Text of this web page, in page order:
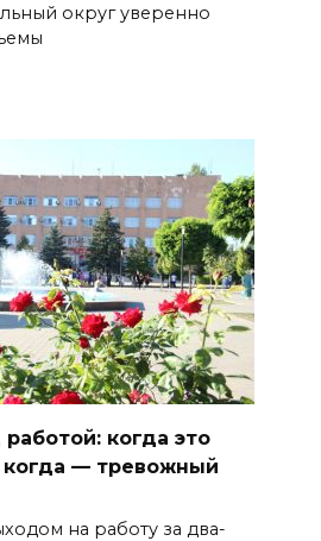
округ уверенно
когда это
когда — тревожный
на работу за два-